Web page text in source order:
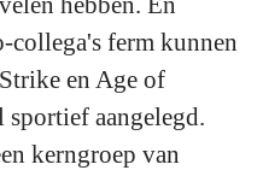
collega's ferm kunnen
en Age of
aangelegd.
kerngroep van